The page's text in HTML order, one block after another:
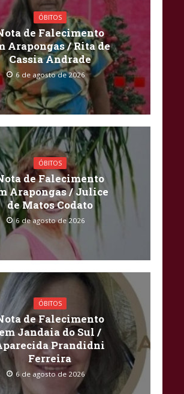
ÓBITOS
de Falecimento
Arapongas / Rita de
Cassia Andrade
6 de agosto de 2026
ÓBITOS
de Falecimento
Arapongas / Julice
de Matos Codato
6 de agosto de 2026
ÓBITOS
de Falecimento
em Jandaia do Sul /
Prandidni
Ferreira
6 de agosto de 2026